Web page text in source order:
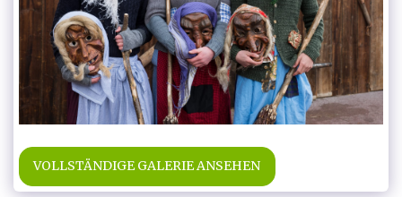
VOLLSTÄNDIGE GALERIE ANSEHEN